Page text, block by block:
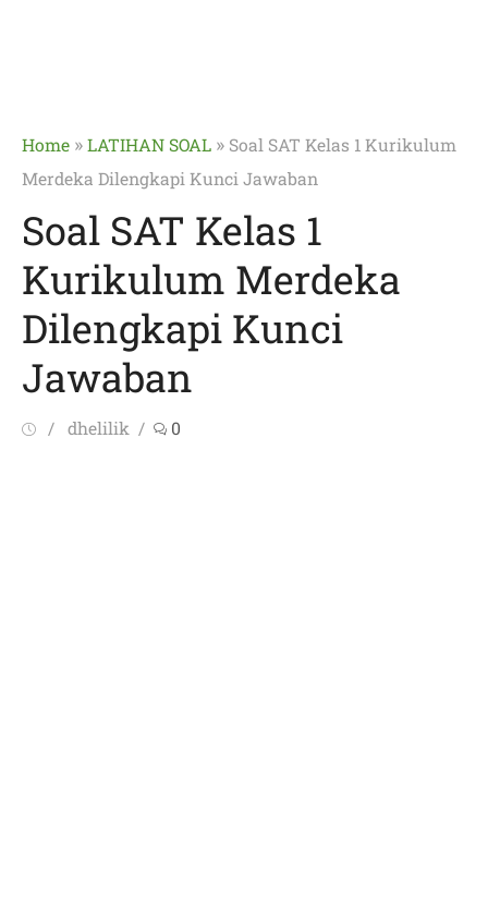
Home »LATIHAN SOAL » Soal SAT Kelas 1 Kurikulum
Merdeka Dilengkapi Kunci Jawaban
Soal SAT Kelas 1
Kurikulum Merdeka
Dilengkapi Kunci
Jawaban
PostedAuthor
dhelilik 0